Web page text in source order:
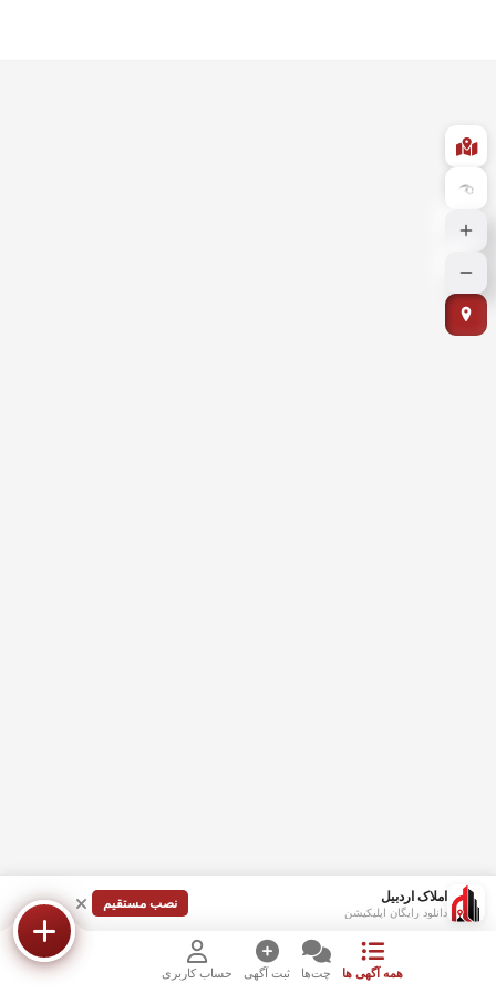
املاک اردبیل
دانلود رایگان اپلیکیشن
نصب مستقیم
همه آگهی ها چت‌ها ثبت آگهی حساب کاربری